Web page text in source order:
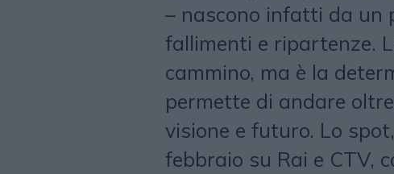
– nascono infatti da un
fallimenti e ripartenze.
cammino, ma è la
permette di andare
visione e futuro. Lo
febbraio su Rai e CTV,